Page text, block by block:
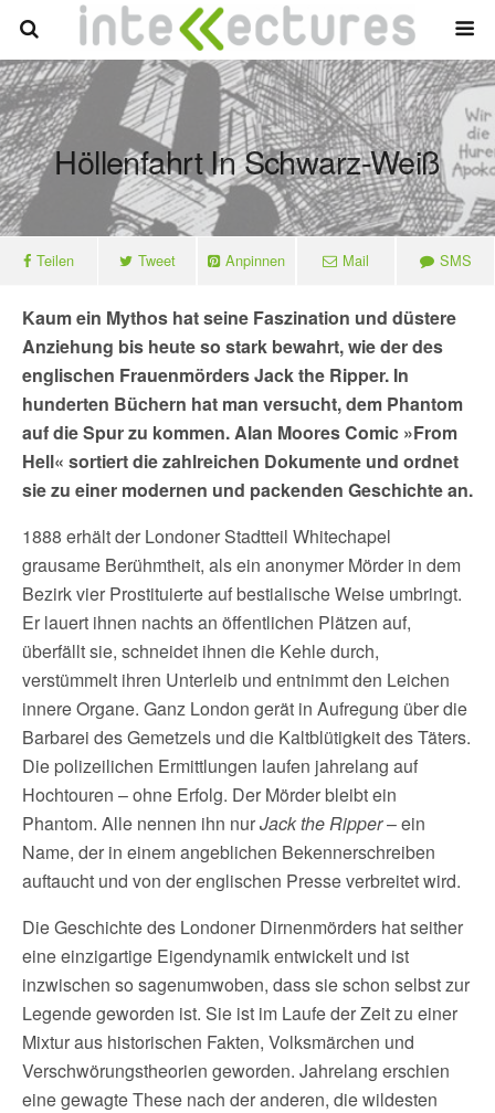
Höllenfahrt In Schwarz-Weiß
Teilen Tweet Anpinnen Mail SMS
Kaum ein Mythos hat seine Faszination und düstere
Anziehung bis heute so stark bewahrt, wie der des
englischen Frauenmörders Jack the Ripper. In
hunderten Büchern hat man versucht, dem Phantom
auf die Spur zu kommen. Alan Moores Comic »From
Hell« sortiert die zahlreichen Dokumente und ordnet
sie zu einer modernen und packenden Geschichte an.
1888 erhält der Londoner Stadtteil Whitechapel
grausame Berühmtheit, als ein anonymer Mörder in dem
Bezirk vier Prostituierte auf bestialische Weise umbringt.
Er lauert ihnen nachts an öffentlichen Plätzen auf,
überfällt sie, schneidet ihnen die Kehle durch,
verstümmelt ihren Unterleib und entnimmt den Leichen
innere Organe. Ganz London gerät in Aufregung über die
Barbarei des Gemetzels und die Kaltblütigkeit des Täters.
Die polizeilichen Ermittlungen laufen jahrelang auf
Hochtouren – ohne Erfolg. Der Mörder bleibt ein
Phantom. Alle nennen ihn nurJack the Ripper– ein
Name, der in einem angeblichen Bekennerschreiben
auftaucht und von der englischen Presse verbreitet wird.
Die Geschichte des Londoner Dirnenmörders hat seither
eine einzigartige Eigendynamik entwickelt und ist
inzwischen so sagenumwoben, dass sie schon selbst zur
Legende geworden ist. Sie ist im Laufe der Zeit zu einer
Mixtur aus historischen Fakten, Volksmärchen und
Verschwörungstheorien geworden. Jahrelang erschien
eine gewagte These nach der anderen, die wildesten